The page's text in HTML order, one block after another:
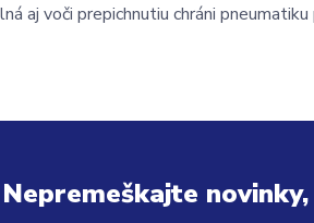
aj voči prepichnutiu chráni
Nepremeškajte